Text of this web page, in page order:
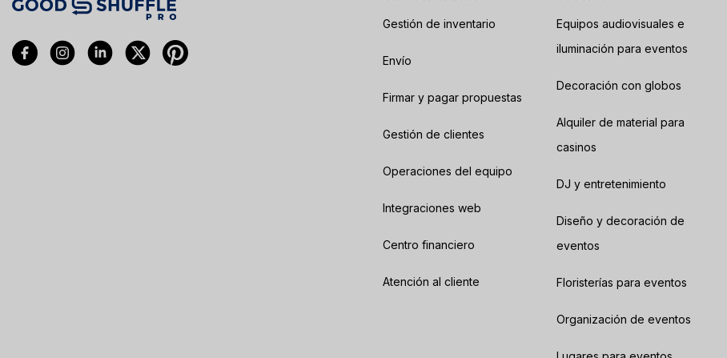
Gestión de inventario
Envío
Firmar y pagar propuestas
Gestión de clientes
Operaciones del equipo
Integraciones web
Centro financiero
Atención al cliente
Equipos audiovisuales e
iluminación para eventos
Decoración con globos
Alquiler de material para
casinos
DJ y entretenimiento
Diseño y decoración de
eventos
Floristerías para eventos
Organización de eventos